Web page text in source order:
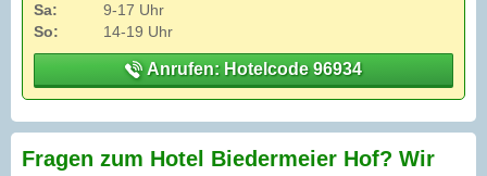
Sa:
9-17 Uhr
So:
14-19 Uhr
Anrufen: Hotelcode 96934
Fragen zum Hotel Biedermeier Hof? Wir